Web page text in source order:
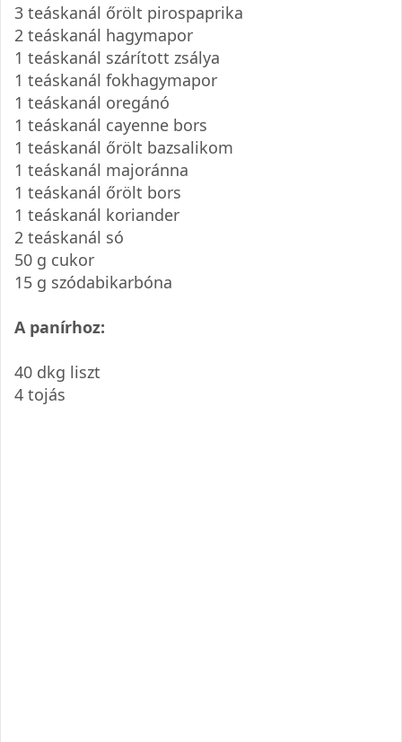
3 teáskanál őrölt pirospaprika
2 teáskanál hagymapor
1 teáskanál szárított zsálya
1 teáskanál fokhagymapor
1 teáskanál oregánó
1 teáskanál cayenne bors
1 teáskanál őrölt bazsalikom
1 teáskanál majoránna
1 teáskanál őrölt bors
1 teáskanál koriander
2 teáskanál só
50 g cukor
15 g szódabikarbóna
A panírhoz:
40 dkg liszt
4 tojás